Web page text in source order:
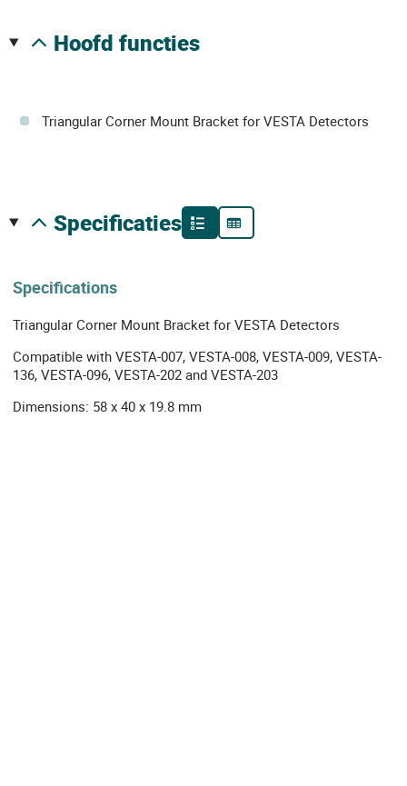
hoofd functies
Triangular Corner Mount Bracket for VESTA Detectors
specificaties
Specifications
Triangular Corner Mount Bracket for VESTA Detectors
Compatible with VESTA-007, VESTA-008, VESTA-009, VESTA-
136, VESTA-096, VESTA-202 and VESTA-203
Dimensions: 58 x 40 x 19.8 mm